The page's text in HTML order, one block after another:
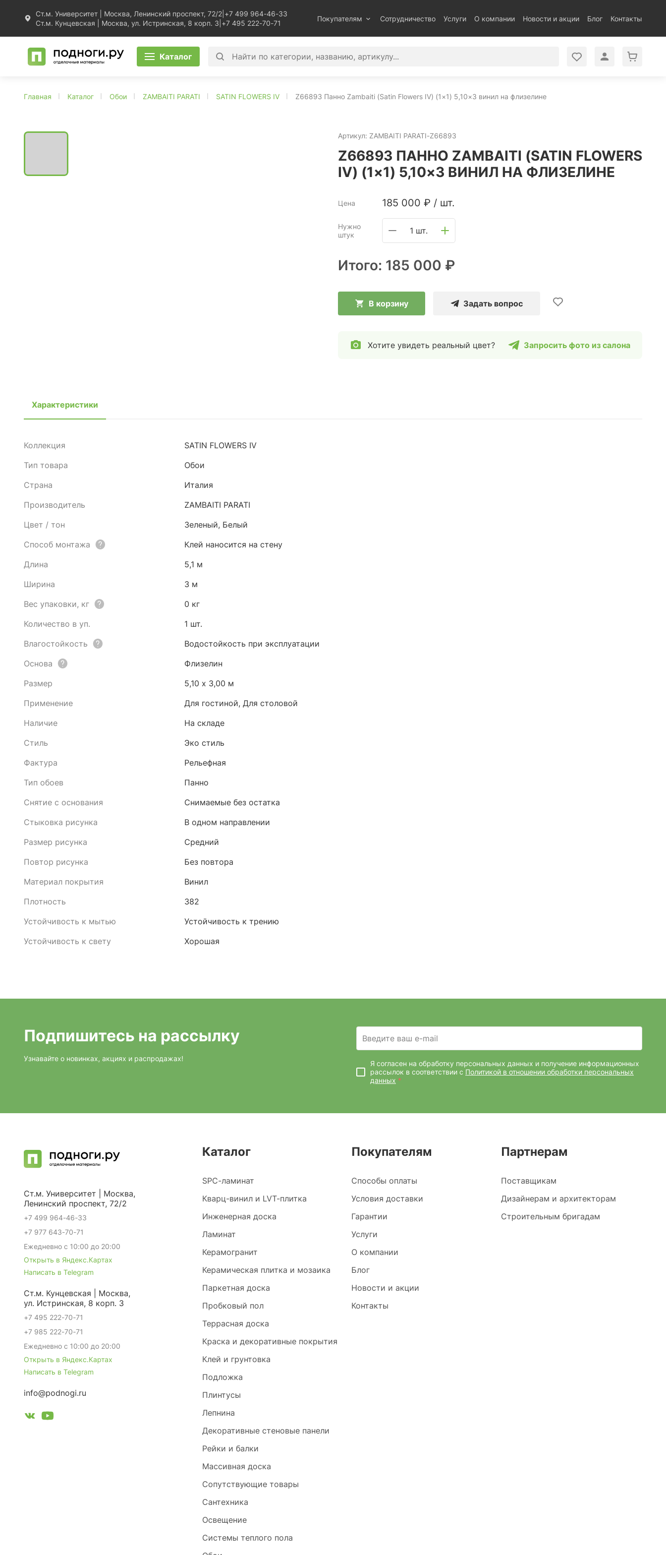
Ст.м. Университет | Москва, Ленинский проспект, 72/2 +7 499 964-46-33
Ст.м. Кунцевская | Москва, ул. Истринская, 8 корп. 3 +7 495 222-70-71
Покупателям Сотрудничество Услуги О компании Новости и акции Блог Контакты
Каталог
Главная Каталог Обои ZAMBAITI PARATI SATIN FLOWERS IV Z66893 Панно Zambaiti (Satin Flowers IV) (1×1) 5,10×3 винил на флизелине
Артикул: ZAMBAITI PARATI-Z66893
Z66893 ПАННО ZAMBAITI (SATIN FLOWERS
IV) (1×1) 5,10×3 ВИНИЛ НА ФЛИЗЕЛИНЕ
Цена 185 000 ₽ / шт.
Нужно
штук
1 шт.
Итого: 185 000 ₽
В корзину Задать вопрос
Хотите увидеть реальный цвет? Запросить фото из салона
Характеристики
Коллекция
SATIN FLOWERS IV
Тип товара
Обои
Страна
Италия
Производитель
ZAMBAITI PARATI
Цвет / тон
Зеленый, Белый
Способ монтажа
Клей наносится на стену
Длина
5,1 м
Ширина
3 м
Вес упаковки, кг
0 кг
Количество в уп.
1 шт.
Влагостойкость
Водостойкость при эксплуатации
Основа
Флизелин
Размер
5,10 x 3,00 м
Применение
Для гостиной, Для столовой
Наличие
На складе
Стиль
Эко стиль
Фактура
Рельефная
Тип обоев
Панно
Снятие с основания
Снимаемые без остатка
Стыковка рисунка
В одном направлении
Размер рисунка
Средний
Повтор рисунка
Без повтора
Материал покрытия
Винил
Плотность
382
Устойчивость к мытью
Устойчивость к трению
Устойчивость к свету
Хорошая
Подпишитесь на рассылку
Узнавайте о новинках, акциях и распродажах!
Введите ваш e-mail
Я согласен на обработку персональных данных и получение информационных
рассылок в соответствии с Политикой в отношении обработки персональных
данных *
Каталог
SPC-ламинат
Кварц-винил и LVT-плитка
Инженерная доска
Ламинат
Керамогранит
Керамическая плитка и мозаика
Паркетная доска
Пробковый пол
Террасная доска
Краска и декоративные покрытия
Клей и грунтовка
Подложка
Плинтусы
Лепнина
Декоративные стеновые панели
Рейки и балки
Массивная доска
Сопутствующие товары
Сантехника
Освещение
Системы теплого пола
Покупателям
Способы оплаты
Условия доставки
Гарантии
Услуги
О компании
Блог
Новости и акции
Контакты
Партнерам
Поставщикам
Дизайнерам и архитекторам
Строительным бригадам
Ст.м. Университет | Москва,
Ленинский проспект, 72/2
+7 499 964-46-33
+7 977 643-70-71
Ежедневно с 10:00 до 20:00
Открыть в Яндекс.Картах
Написать в Telegram
Ст.м. Кунцевская | Москва,
ул. Истринская, 8 корп. 3
+7 495 222-70-71
+7 985 222-70-71
Ежедневно с 10:00 до 20:00
Открыть в Яндекс.Картах
Написать в Telegram
info@podnogi.ru